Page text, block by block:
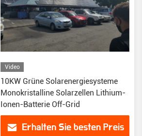
Video
10KW Grüne Solarenergiesysteme
Monokristalline Solarzellen Lithium-
Ionen-Batterie Off-Grid
Erhalten Sie besten Preis